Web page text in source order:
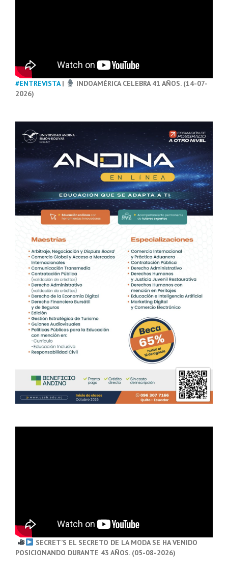
#ENTREVISTA|
INDOAMÉRICA CELEBRA 41 AÑOS. (14-07-
2026)
SECRET’S EL SECRETO DE LA MODA SE HA VENIDO
POSICIONANDO DURANTE 43 AÑOS. (05-08-2026)